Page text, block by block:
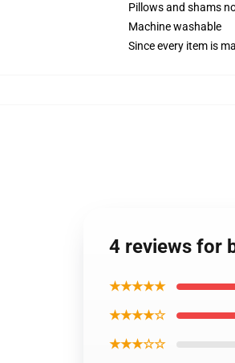
Pillows and shams
Machine washable
Since every item is
4 reviews for
★★★★★
★★★★☆
★★★☆☆